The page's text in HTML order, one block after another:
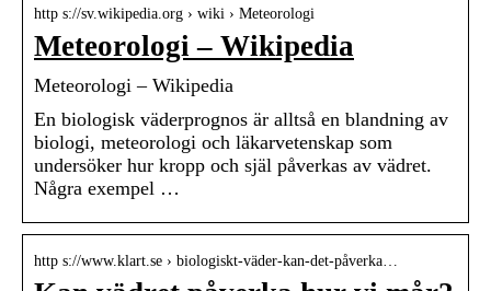
http s://sv.wikipedia.org › wiki › Meteorologi
Meteorologi – Wikipedia
Meteorologi – Wikipedia
En biologisk väderprognos är alltså en blandning av
biologi, meteorologi och läkarvetenskap som
undersöker hur kropp och själ påverkas av vädret.
Några exempel …
http s://www.klart.se › biologiskt-väder-kan-det-påverka…